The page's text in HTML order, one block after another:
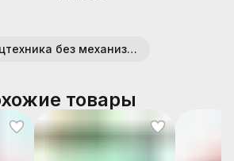
Транспорт и спецтехника без механизмов (пластик)
товары